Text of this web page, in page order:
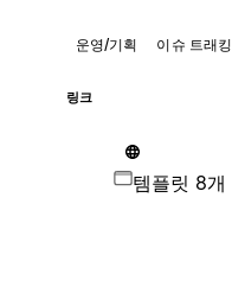
운영/기획 이슈 트래킹
링크
템플릿 8개